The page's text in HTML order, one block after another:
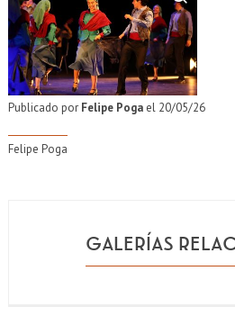
Publicado por Felipe Pogael 20/05/26
Felipe Poga
GALERÍAS